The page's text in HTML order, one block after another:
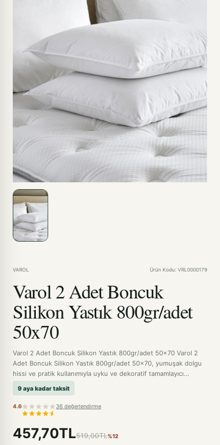
VAROL Ürün Kodu: VRL0000179
Varol 2 Adet Boncuk
Silikon Yastık 800gr/adet
50x70
Varol 2 Adet Boncuk Silikon Yastık 800gr/adet 50x70 Varol 2
Adet Boncuk Silikon Yastık 800gr/adet 50x70, yumuşak dolgu
hissi ve pratik kullanımıyla uyku ve dekoratif tamamlayıcı...
9 aya kadar taksit
4.6 36 değerlendirme
457,70TL519,00TL%12